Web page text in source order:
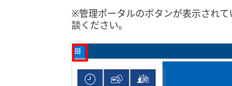
※管理ポータルのボタンが表示され
談ください。